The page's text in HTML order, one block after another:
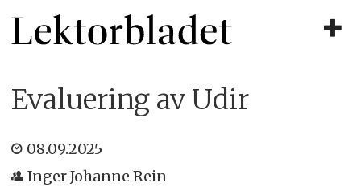
Evaluering av Udir
08.09.2025
Inger Johanne Rein